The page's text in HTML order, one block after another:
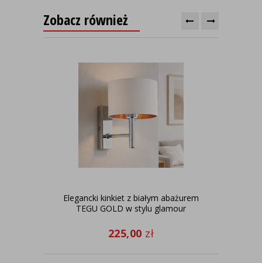
Zobacz również
Elegancki kinkiet z białym abażurem
TEGU GOLD w stylu glamour
225,00 zł